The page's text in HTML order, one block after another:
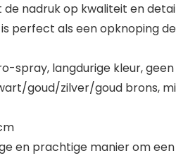
nadruk op kwaliteit en
perfect als een opknoping
spray, langdurige kleur,
goud/zilver/goud brons,
en prachtige manier om